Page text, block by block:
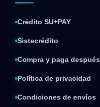
Crédito SU+PAY
Sistecrédito
Compra y paga después
Política de privacidad
Condiciones de envíos